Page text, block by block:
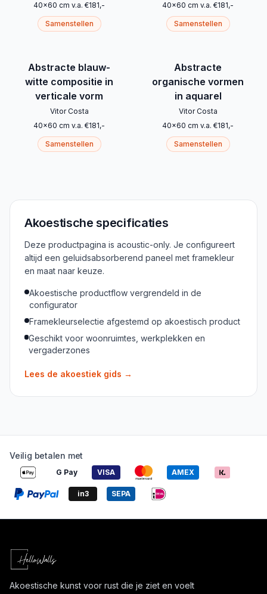
40x60 cm v.a. €181,-
Samenstellen
40x60 cm v.a. €181,-
Samenstellen
Abstracte blauw-
witte compositie in
verticale vorm
Vitor Costa
40x60 cm v.a. €181,-
Samenstellen
Abstracte
organische vormen
in aquarel
Vitor Costa
40x60 cm v.a. €181,-
Samenstellen
Akoestische specificaties
Deze productpagina is acoustic-only. Je configureert
altijd een geluidsabsorberend paneel met framekleur
en maat naar keuze.
Akoestische productflow vergrendeld in de
configurator
Framekleurselectie afgestemd op akoestisch product
Geschikt voor woonruimtes, werkplekken en
vergaderzones
Lees de akoestiek gids →
Veilig betalen met
G Pay VISA AMEX
in3 SEPA
Akoestische kunst voor rust die je ziet en voelt